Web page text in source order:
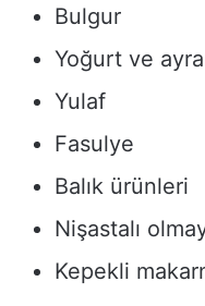
Bulgur
Yoğurt ve
Yulaf
Fasulye
Balık ürünleri
Nişastalı
Kepekli